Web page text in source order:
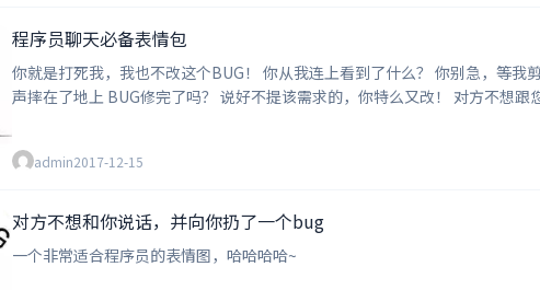
程序员聊天必备表情包
你就是打死我，我也不改这个BUG！ 你从我连上看到了什么？ 你别急，等我剪完这个头再修BUG 一名路过的小码农 对方敏捷的躲开了你的BUG，扑通一
admin2017-12-15
对方不想和你说话，并向你扔了一个bug
一个非常适合程序员的表情图，哈哈哈哈~